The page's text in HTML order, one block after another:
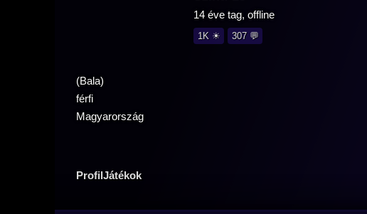
14 éve tag, offline
1K ☀ 307 💬
(Bala)
férfi
Magyarország
ProfilJátékok